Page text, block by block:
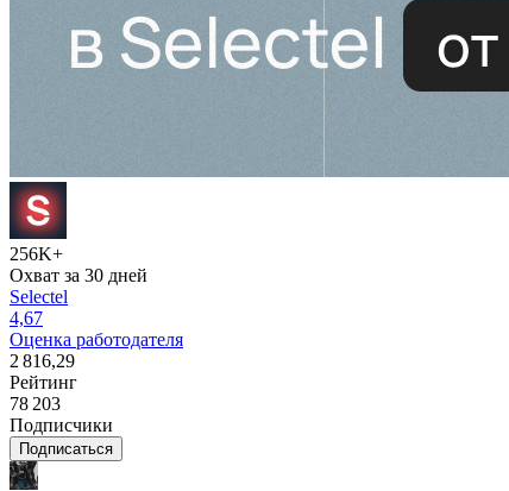
256K+
Охват за 30 дней
Selectel
4,67
Оценка работодателя
2 816,29
Рейтинг
78 203
Подписчики
Подписаться